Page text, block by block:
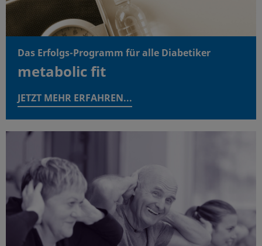
Das Erfolgs-Programm für alle Diabetiker
metabolic fit
JETZT MEHR ERFAHREN...